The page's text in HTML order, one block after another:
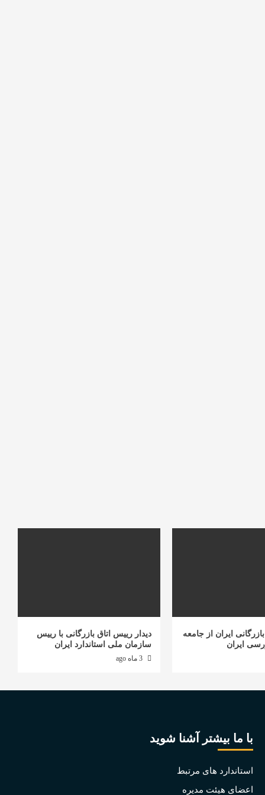
ایران از جامعه
ایران
دیدار رییس اتاق بازرگانی با رییس
سازمان ملی استاندارد ایران
3 ماه ago
با ما بیشتر آشنا شوید
استاندارد های مرتبط
اعضای هیئت مدیره